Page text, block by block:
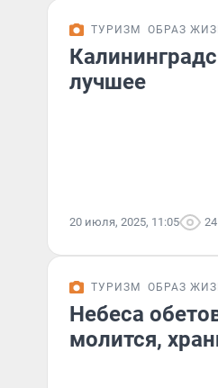
ТУРИЗМ ОБРАЗ
лучшее
20 июля, 2025, 11:05
ТУРИЗМ ОБРАЗ
Небеса
молится,